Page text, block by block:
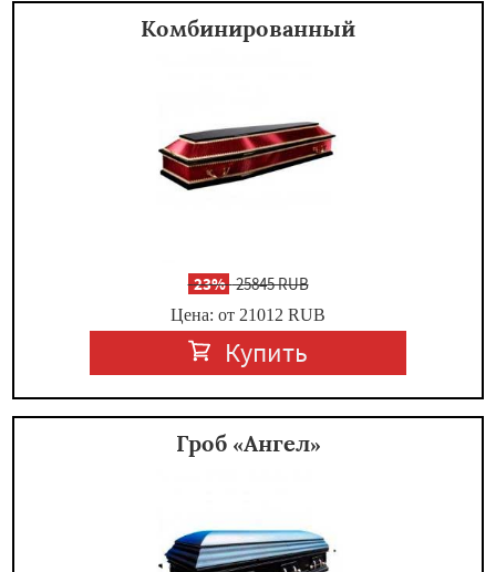
Комбинированный
-23%25845 RUB
Цена: от 21012 RUB
Купить
Гроб «Ангел»